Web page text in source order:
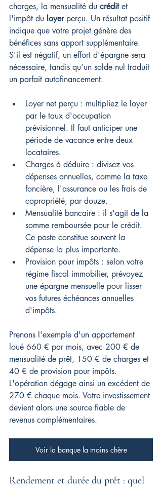
charges, la mensualité du crédit et
l'impôt du loyer perçu. Un résultat positif
indique que votre projet génère des
bénéfices sans apport supplémentaire.
S'il est négatif, un effort d'épargne sera
nécessaire, tandis qu'un solde nul traduit
un parfait autofinancement.
Loyer net perçu : multipliez le loyer
par le taux d'occupation
prévisionnel. Il faut anticiper une
période de vacance entre deux
locataires.
Charges à déduire : divisez vos
dépenses annuelles, comme la taxe
foncière, l'assurance ou les frais de
copropriété, par douze.
Mensualité bancaire : il s'agit de la
somme remboursée pour le crédit.
Ce poste constitue souvent la
dépense la plus importante.
Provision pour impôts : selon votre
régime fiscal immobilier, prévoyez
une épargne mensuelle pour lisser
vos futures échéances annuelles
d'impôts.
Prenons l'exemple d'un appartement
loué 660 € par mois, avec 200 € de
mensualité de prêt, 150 € de charges et
40 € de provision pour impôts.
L'opération dégage ainsi un excédent de
270 € chaque mois. Votre investissement
devient alors une source fiable de
revenus complémentaires.
Voir la banque la moins chère
Rendement et durée du prêt : quel